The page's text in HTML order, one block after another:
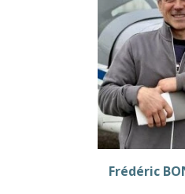
Frédéric